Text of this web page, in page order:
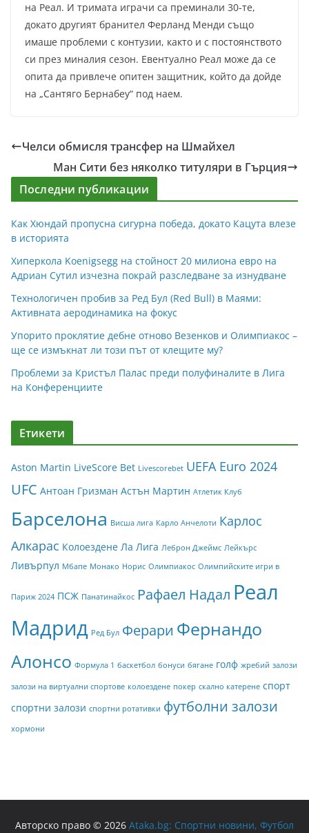
на Реал. И тримата играчи са преминали 30-те,
докато другият бранител Ферланд Менди също
имаше проблеми с контузии, както и с постоянството
си през миналия сезон. Евентуално Реал може да се
опита да привлече опитен защитник, който да дойде
на „Сантяго Бернабеу“ под наем.
Челси обмисля трансфер на Шмайхел
Ман Сити без няколко титуляри в Гърция
Последни публикации
Как Хюндай пропусна сигурна победа, докато Кацута влезе
в историята
Хиперкола Koenigsegg на стойност 20 милиона евро на
Адриан Сутил изчезна покрай разследване за изнудване
Технологичен пробив за Ред Бул (Red Bull) в Маями:
Активната аеродинамика на фокус
Упорито проклятие дебне отново Везенков и Олимпиакос –
ще се измъкнат ли този път от клещите му?
Проблеми за Кристъл Палас преди полуфиналите в Лига
на Конференциите
Етикети
Aston Martin LiveScore Bet Livescorebet UEFA Euro 2024
UFC Антоан Гризман Астън Мартин Атлетик Клуб
Барселона Висша лига Карло Анчелоти Карлос
Алкарас Колоездене Ла Лига Леброн Джеймс Лейкърс
Ливърпул Мбапе Монако Норис Олимпиакос Олимпийските игри в
Париж 2024 ПСЖ Панатинайкос Рафаел Надал Реал
Мадрид Ред Бул Ферари Фернандо
Алонсо Формула 1 баскетбол бонуси бягане голф жребий залози
залози на виртуални спортове колоездене покер скално катерене спорт
спортни залози спортни ротативки футболни залози
хормони
Авторско право © 2026 Ataka.bg: Спортни новини, Футбол